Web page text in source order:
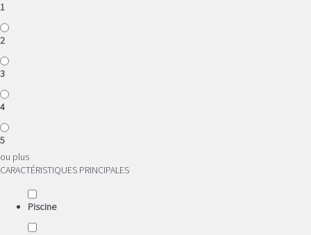
1
2
3
4
5
ou plus
CARACTÉRISTIQUES PRINCIPALES
Piscine